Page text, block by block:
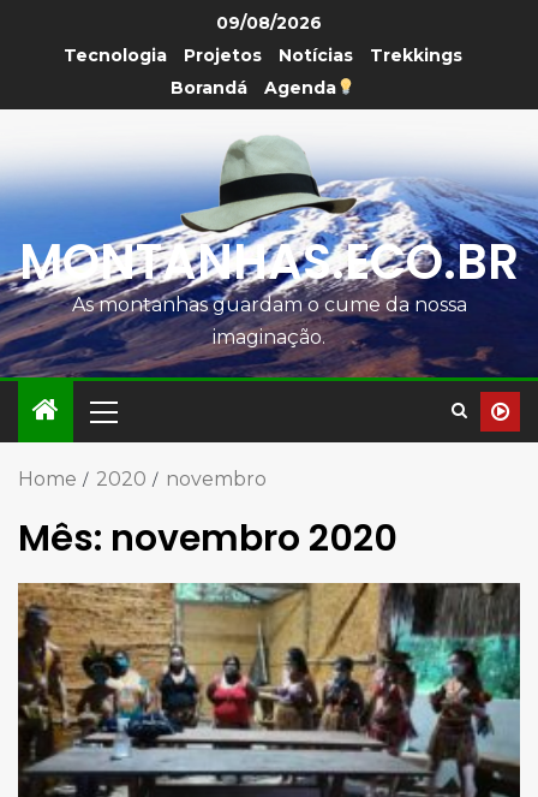
09/08/2026
Tecnologia
Projetos Notícias
Trekkings
Borandá
Agenda
MONTANHAS.ECO.BR
As montanhas guardam o cume da nossa
imaginação.
Home 2020 novembro
Mês: novembro 2020